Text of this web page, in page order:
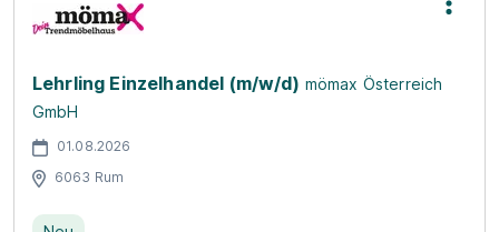
Lehrling Einzelhandel (m/w/d) mömax Österreich
GmbH
01.08.2026
6063 Rum